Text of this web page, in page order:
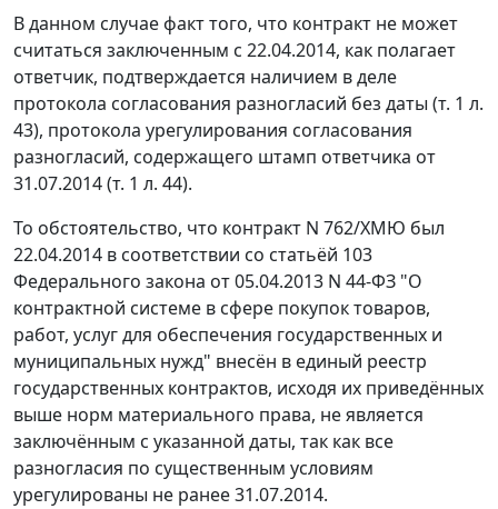
В данном случае факт того, что контракт не может
считаться заключенным с 22.04.2014, как полагает
ответчик, подтверждается наличием в деле
протокола согласования разногласий без даты (т. 1 л.
43), протокола урегулирования согласования
разногласий, содержащего штамп ответчика от
31.07.2014 (т. 1 л. 44).
То обстоятельство, что контракт N 762/ХМЮ был
22.04.2014 в соответствии со статьёй 103
Федерального закона от 05.04.2013 N 44-ФЗ "О
контрактной системе в сфере покупок товаров,
работ, услуг для обеспечения государственных и
муниципальных нужд" внесён в единый реестр
государственных контрактов, исходя их приведённых
выше норм материального права, не является
заключённым с указанной даты, так как все
разногласия по существенным условиям
урегулированы не ранее 31.07.2014.